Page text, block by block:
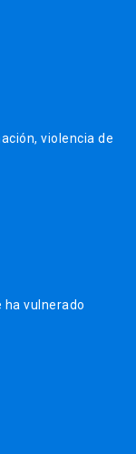
violencia de
ha vulnerado